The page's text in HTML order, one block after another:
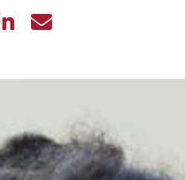
2026
DI LETTURA 2026
DI LETTURA
SOCIETÀ DI
SOCIETÀ DI